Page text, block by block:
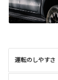
運転のしやすさ